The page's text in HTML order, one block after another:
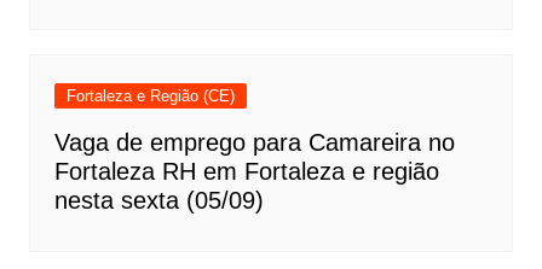
Fortaleza e Região (CE)
Vaga de emprego para Camareira no
Fortaleza RH em Fortaleza e região
nesta sexta (05/09)